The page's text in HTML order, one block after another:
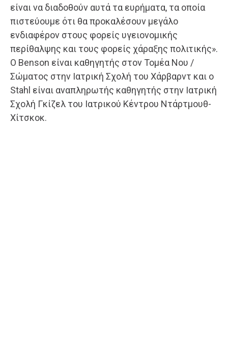
είναι να διαδοθούν αυτά τα ευρήματα, τα οποία
πιστεύουμε ότι θα προκαλέσουν μεγάλο
ενδιαφέρον στους φορείς υγειονομικής
περίθαλψης και τους φορείς χάραξης πολιτικής».
Ο Benson είναι καθηγητής στον Τομέα Νου /
Σώματος στην Ιατρική Σχολή του Χάρβαρντ και ο
Stahl είναι αναπληρωτής καθηγητής στην Ιατρική
Σχολή Γκίζελ του Ιατρικού Κέντρου Ντάρτμουθ-
Χίτσκοκ.